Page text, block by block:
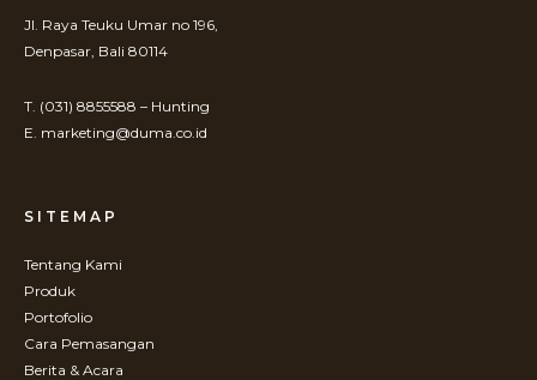
Jl. Raya Teuku Umar no 196,
Denpasar, Bali 80114
T. (031) 8855588 – Hunting
E. marketing@duma.co.id
SITEMAP
Tentang Kami
Produk
Portofolio
Cara Pemasangan
Berita & Acara